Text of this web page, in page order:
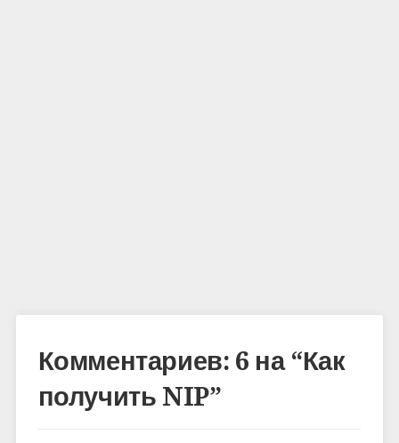
Комментариев: 6 на “Как
получить NIP”